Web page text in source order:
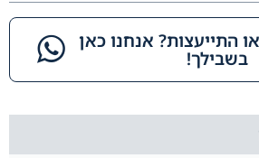
התייעצות? אנחנו כאן
בשבילך!​